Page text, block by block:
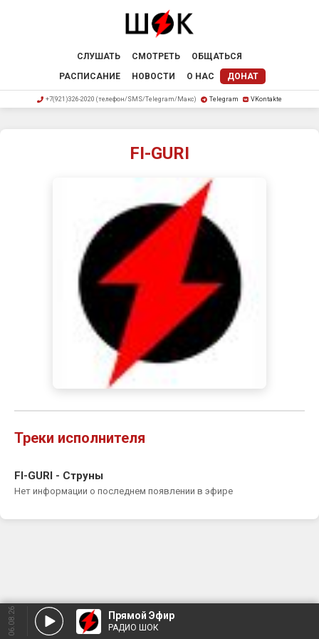
СЛУШАТЬ СМОТРЕТЬ
ОБЩАТЬСЯ
РАСПИСАНИЕ
НОВОСТИ О НАС ДОНАТ
+7(921)326-2020 (телефон/SMS/Telegram/Макс) Telegram VKontakte
FI-GURI
Треки исполнителя
FI-GURI - Струны
Нет информации о последнем появлении в эфире
06.08.26 Прямой Эфир
РАДИО ШОК